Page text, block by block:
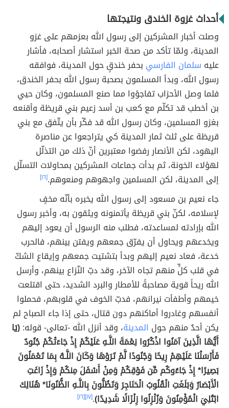
أحداث غزوة الخندق ونتيجتها
وصلت أخبار المشركين إلى رسول الله بعزمهم على غزو
المدينة، ولمّا تأكد من صحة الخبر استشار أصحابه، فأشار
عليه سلمان الفارسي بحفر خندقٍ حول المدينة، فوافقه
رسول الله، وبدأ المسلمون بصحبة رسول الله بحفر الخندق،
فلما وصل الأحزاب تفاجؤوا مما صنع المسلمون، وكان حيي
بن أخطب قد تكلّم مع كعب بن أسد زعيم بني قريظة وأقنعه
بغزو المسلمين، وكان رسول الله قد فكّر بأن يتّفق مع بني
قريظة على ثلث ثمار المدينة كي يتراجعوا عن مناصرة
اليهود، لكن الأنصار رفضوا معتبرين أنّ ذلك من التذلّل
لهؤلاء الخونة، ثم بدأت جماعات المشركين بمحاولات التسلّل
إلى المدينة، لكن المسلمين واجهوهم ومنعوهم.[١٦]
جاء نعيم بن مسعود إلى رسول الله يخبره بأنّه مخفٍ
لإسلامه، لكنّ بني قريظة يأتمنونه ويثقون به، وأخبر رسول
الله بإرادته لمساعدته، فطلب منه الرسول أن يعود إليهم
ويخدعهم ويحاول أن يفرّق جمعهم ويفتن بينهم، فالحرب
خدعة، فعاد نعيم إليهم وبدأ بتشتيت جمعهم وإيقاع الشكّ
في قلب كلٍّ منهم تجاه الآخر، وقد دبّ النّزاع بينهم، وأرسل
الله ريحاً قوية مصاحبةً للأمطار والبرد الشديد، حتى اقتلعت
خيمهم وأطفأت نيرانهم، فدبّ الخوف في قلوبهم، فحملوا
أنفسهم وغادروا أماكنهم دون قتال، حتى إذا جاء الصباح لم
يكن أحدٌ منهم حول المدينة، وقد أنزل الله -تعالى- قوله:(يَا
أَيُّهَا الَّذِينَ آمَنُوا اذْكُرُوا نِعْمَةَ اللَّـهِ عَلَيْكُمْ إِذْ جَاءَتْكُمْ جُنُودٌ
فَأَرْسَلْنَا عَلَيْهِمْ رِيحًا وَجُنُودًا لَّمْ تَرَوْهَا وَكَانَ اللَّـهُ بِمَا تَعْمَلُونَ
بَصِيرًا* إِذْ جَاءُوكُم مِّن فَوْقِكُمْ وَمِنْ أَسْفَلَ مِنكُمْ وَإِذْ زَاغَتِ
الْأَبْصَارُ وَبَلَغَتِ الْقُلُوبُ الْحَنَاجِرَ وَتَظُنُّونَ بِاللَّـهِ الظُّنُونَا* هُنَالِكَ
ابْتُلِيَ الْمُؤْمِنُونَ وَزُلْزِلُوا زِلْزَالًا شَدِيدًا).[١٧] [١٦]